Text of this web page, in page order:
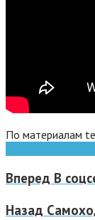
По материалам
Вперед В
Назад